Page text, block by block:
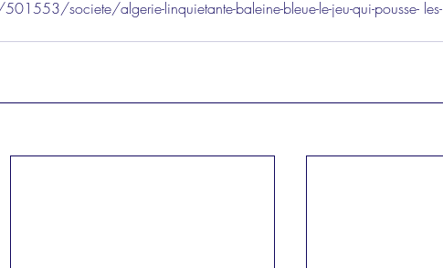
societe/algerie-linquietante-baleine-bleue-le-jeu-qui-pousse- les-